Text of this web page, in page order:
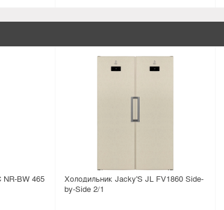
NR-BW 465
Холодильник Jacky'S JL FV1860 Side-
by-Side 2/1